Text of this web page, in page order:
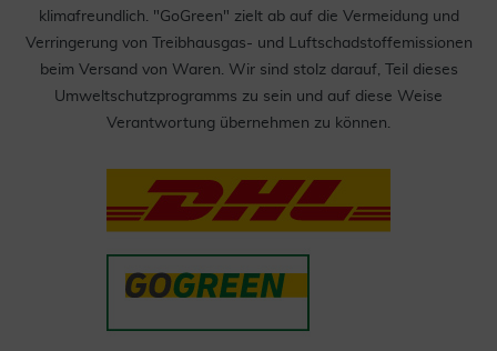
klimafreundlich. "GoGreen" zielt ab auf die Vermeidung und
Verringerung von Treibhausgas- und Luftschadstoffemissionen
beim Versand von Waren. Wir sind stolz darauf, Teil dieses
Umweltschutzprogramms zu sein und auf diese Weise
Verantwortung übernehmen zu können.